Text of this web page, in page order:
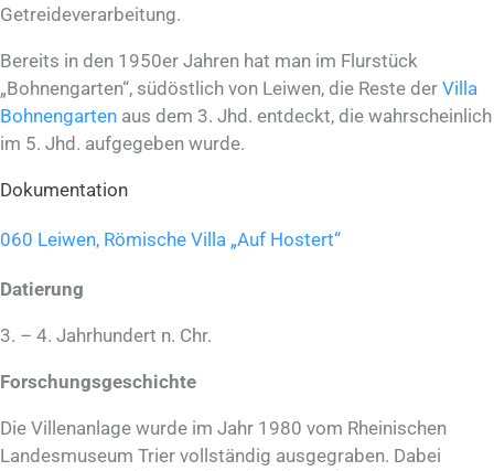
Getreideverarbeitung.
Bereits in den 1950er Jahren hat man im Flurstück
„Bohnengarten“, südöstlich von Leiwen, die Reste der Villa
Bohnengarten aus dem 3. Jhd. entdeckt, die wahrscheinlich
im 5. Jhd. aufgegeben wurde.
Dokumentation
060 Leiwen, Römische Villa „Auf Hostert“
Datierung
3. – 4. Jahrhundert n. Chr.
Forschungsgeschichte
Die Villenanlage wurde im Jahr 1980 vom Rheinischen
Landesmuseum Trier vollständig ausgegraben. Dabei